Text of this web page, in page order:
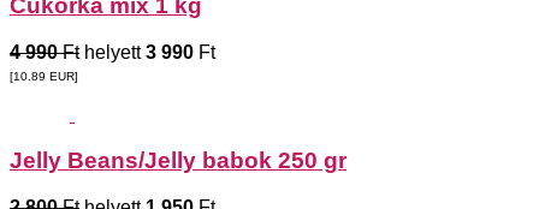
Cukorka mix 1 kg
4 990 Fthelyett3 990 Ft
[10.89 EUR]
Jelly Beans/Jelly babok 250 gr